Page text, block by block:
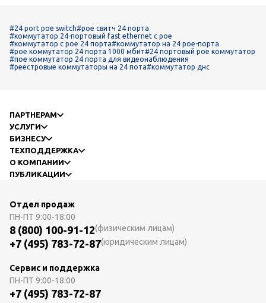
#24 port poe switch#poe свитч 24 порта
#коммутатор 24-портовый fast ethernet с poe
#коммутатор с poe 24 порта#коммутатор на 24 poe-порта
#poe коммутатор 24 порта 1000 мбит#24 портовый poe коммутатор
#пое коммутатор 24 порта для видеонаблюдения
#реестровые коммутаторы на 24 пота#коммутатор днс
ПАРТНЕРАМ
УСЛУГИ
БИЗНЕСУ
ТЕХПОДДЕРЖКА
О КОМПАНИИ
ПУБЛИКАЦИИ
Отдел продаж
ПН-ПТ 9:00-18:00
8 (800) 100-91-12(физическим лицам)
+7 (495) 783-72-87(юридическим лицам)
Сервис и поддержка
ПН-ПТ 9:00-18:00
+7 (495) 783-72-87